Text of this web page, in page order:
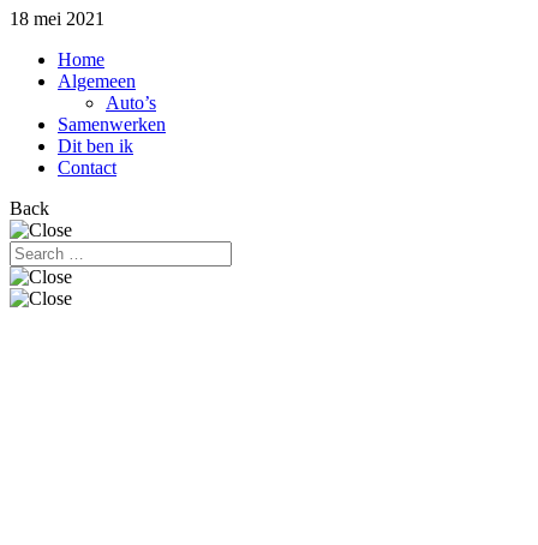
18 mei 2021
Home
Algemeen
Auto’s
Samenwerken
Dit ben ik
Contact
Back